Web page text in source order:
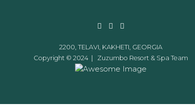
2200, TELAVI, KAKHETI, GEORGIA
Copyright © 2024 | Zuzumbo Resort & Spa Team